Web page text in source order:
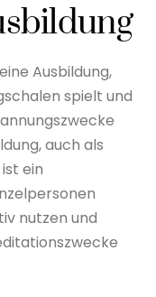
Ausbildung,
spielt und
auch als
ein
nutzen und